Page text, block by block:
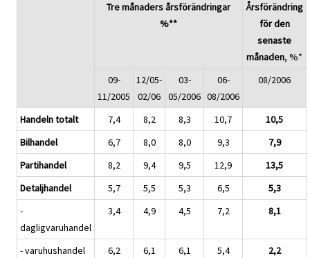
Tre månaders årsförändringar
%**
Årsförändring
för den
senaste
månaden, %*
09-
11/2005
12/05-
02/06
03-
05/2006
06-
08/2006
08/2006
Handeln totalt 7,4 8,2 8,3 10,7
10,5
Bilhandel
6,7 8,0 8,0 9,3
7,9
Partihandel
8,2 9,4 9,5 12,9
13,5
Detaljhandel
5,7 5,5 5,3 6,5
5,3
-
dagligvaruhandel
3,4 4,9 4,5 7,2 8,1
- varuhushandel 6,2 6,1 6,1 5,4
2,2